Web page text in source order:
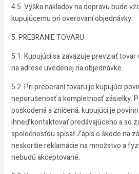
4.5. Výška nákladov na dopravu bude
kupujúcemu pri overovaní objednávky.
5. PREBRANIE TOVARU
5.1. Kupujúci sa zaväzuje prevziať
na adrese uvedenej na objednávke.
5.2. Pri preberaní tovaru je kupujúci
neporušenosť a kompletnosť zásielky.
poškodená a zničená, kupujúci je
ihneď kontaktovať predávajúceho a so
spoločnosťou spísať Zápis o škode na
neskoršie reklamácie na množstvo a
nebudú akceptované.